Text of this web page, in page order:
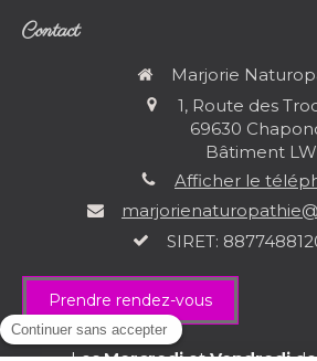
Contact
Marjorie
1, Route des
69630
Bâtiment
Afficher le
SIRET:
Prendre rendez-vous